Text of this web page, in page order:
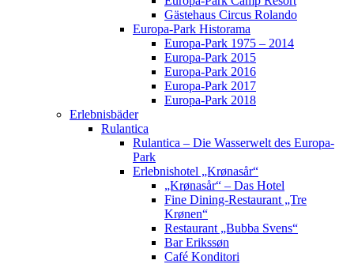
Gästehaus Circus Rolando
Europa-Park Historama
Europa-Park 1975 – 2014
Europa-Park 2015
Europa-Park 2016
Europa-Park 2017
Europa-Park 2018
Erlebnisbäder
Rulantica
Rulantica – Die Wasserwelt des Europa-
Park
Erlebnishotel „Krønasår“
„Krønasår“ – Das Hotel
Fine Dining-Restaurant „Tre
Krønen“
Restaurant „Bubba Svens“
Bar Erikssøn
Café Konditori